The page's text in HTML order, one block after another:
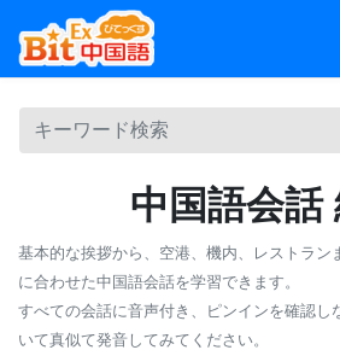
中国語会話
基本的な挨拶から、空港、機内、レストラン
に合わせた中国語会話を学習できます。
すべての会話に音声付き、ピンインを確認し
いて真似て発音してみてください。